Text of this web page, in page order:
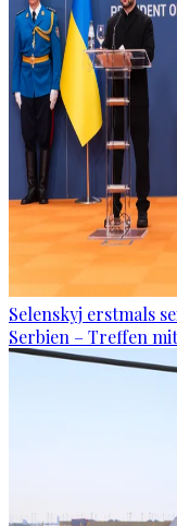
Selenskyj erstmals
Serbien – Treffen